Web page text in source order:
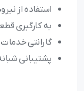
استفاده از
به کارگیری
گارانتی
پشتیبانی